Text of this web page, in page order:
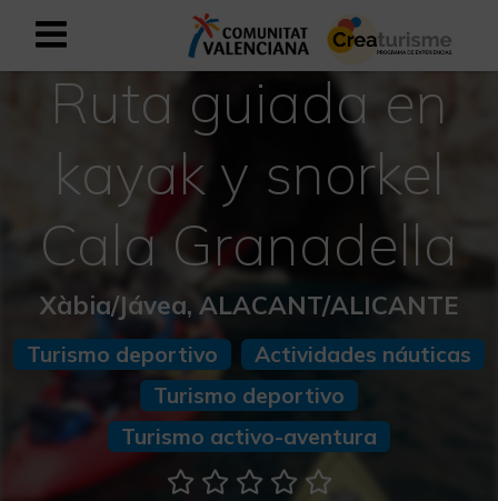
Registrarse como usuario
Registro empresarial
Español
Mediterráneo Activo-Deportivo
Mediterráneo Cultural
Mediterráneo Natural-Rural
Experiencias en otoño
Experiencias Semana Santa
Ruta guiada en
kayak y snorkel
Cala Granadella
Xàbia/Jávea, ALACANT/ALICANTE
Turismo deportivo
Actividades náuticas
Turismo deportivo
Turismo activo-aventura